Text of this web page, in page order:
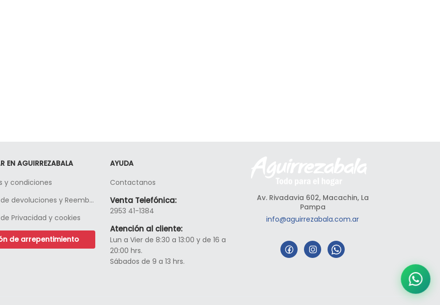
EN AGUIRREZABALA
y condiciones
Políticas de devoluciones y Reembolso
Privacidad y cookies
de arrepentimiento
AYUDA
Contactanos
Venta Telefónica:
2953 41-1384
Atención al cliente:
Lun a Vier de 8:30 a 13:00 y de 16 a
20:00 hrs.
Sábados de 9 a 13 hrs.
Av. Rivadavia 602, Macachin, La
Pampa
info@aguirrezabala.com.ar